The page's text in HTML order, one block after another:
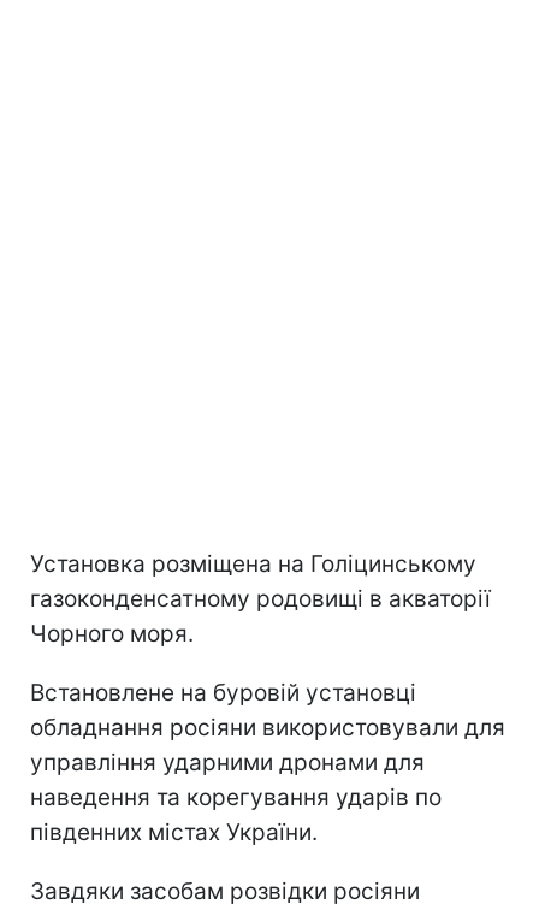
Установка розміщена на Голіцинському
газоконденсатному родовищі в акваторії
Чорного моря.
Встановлене на буровій установці
обладнання росіяни використовували для
управління ударними дронами для
наведення та корегування ударів по
південних містах України.
Завдяки засобам розвідки росіяни